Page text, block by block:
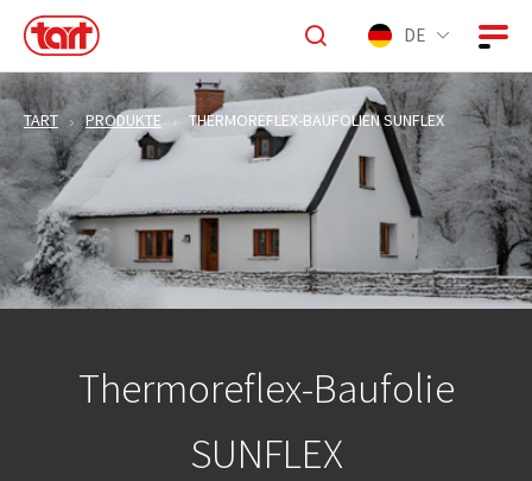
DE
TART PRODUKTE THERMOREFLEX-BAUFOLIEN SUNFLEX
Thermoreflex-Baufolie
SUNFLEX